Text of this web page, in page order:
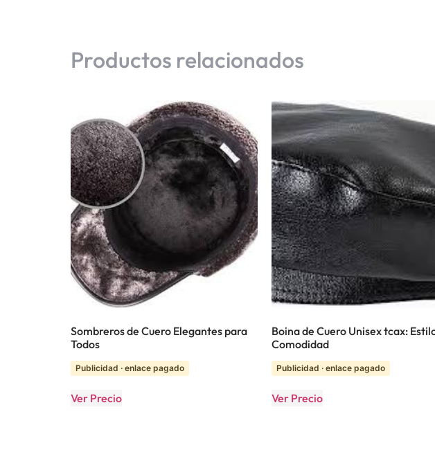
Productos relacionados
Sombreros de Cuero Elegantes para
Todos
Publicidad · enlace pagado
Ver Precio
Boina de Cuero Unisex tcax:
Comodidad
Publicidad · enlace pagado
Ver Precio